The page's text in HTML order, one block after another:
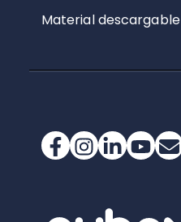
Material descargable